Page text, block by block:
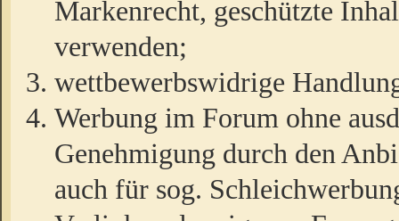
Markenrecht, geschützte
verwenden;
wettbewerbswidrige
Werbung im Forum ohne
Genehmigung durch den
auch für sog.